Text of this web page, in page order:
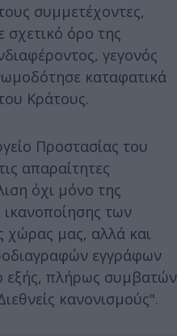
συμμετέχοντες,
όρο της
γεγονός
καταφατικά
Κράτους.
Προστασίας του
απαραίτητες
όχι μόνο της
των
μας, αλλά και
εγγράφων
εξής, πλήρως συμβατών
κανονισμούς".